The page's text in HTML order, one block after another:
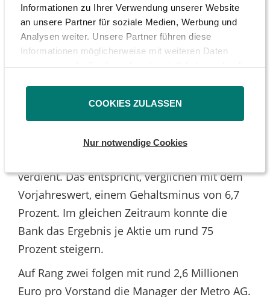
Informationen zu Ihrer Verwendung unserer Website
an unsere Partner für soziale Medien, Werbung und
Analysen weiter. Unsere Partner führen diese
Informationen möglicherweise mit weiteren Daten
zusammen, die Sie ihnen bereitgestellt haben oder die
COOKIES ZULASSEN
Nur notwendige Cookies
Gesellschaften ihren Vorständen eine
durchschnittliche Vergütung von 2,3 Millionen
Euro. In Großbritannien wird im FTSE100
Den Spitzenplatz in Deutschland belegt
erneut die Deutsche Bank. Durchschnittlich
hat ein einfaches Vorstandsmitglied des
größten deutschen Kreditinstituts im
verdient. Das entspricht, verglichen mit dem
Vorjahreswert, einem Gehaltsminus von 6,7
Prozent. Im gleichen Zeitraum konnte die
Bank das Ergebnis je Aktie um rund 75
Prozent steigern.
Auf Rang zwei folgen mit rund 2,6 Millionen
Euro pro Vorstand die Manager der Metro AG.